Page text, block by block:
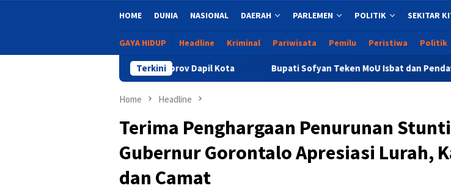
HOME DUNIA NASIONAL DAERAH PARLEMEN POLITIK SEKITAR
GAYA HIDUP Headline Kriminal Pariwisata Pemilu Peristiwa Politik
Terkini
Intervensi Aleg Deprov Dapil Kota Bupati Sofyan Teken MoU Isbat dan Pendaftaran Tanah
Home Headline
Terima Penghargaan Penurunan
Gubernur Gorontalo Apresiasi Lurah,
dan Camat